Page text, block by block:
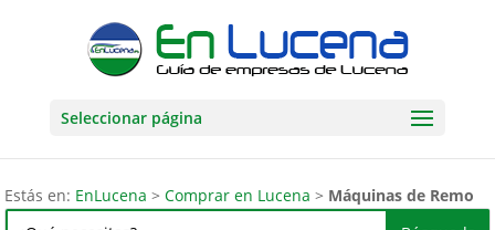
Seleccionar página
Estás en: EnLucena >Comprar en Lucena > Máquinas de Remo